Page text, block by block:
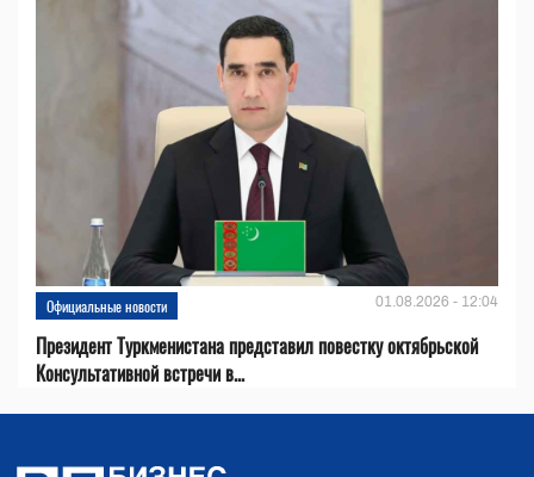
Официальные новости 01.08.2026 - 12:04
Президент Туркменистана представил повестку октябрьской
Консультативной встречи в...